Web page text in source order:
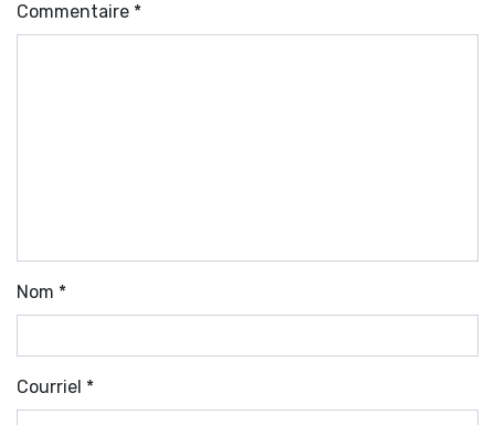
Commentaire *
Nom *
Courriel *